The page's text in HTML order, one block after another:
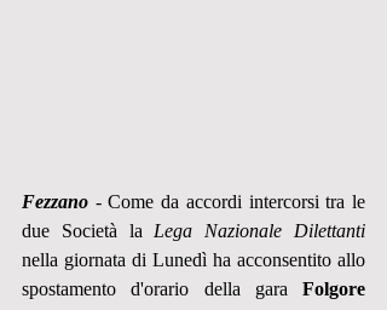
Fezzano - Come da accordi intercorsi tra le
due Società la Lega Nazionale Dilettanti
nella giornata di Lunedì ha acconsentito allo
spostamento d'orario della gara Folgore